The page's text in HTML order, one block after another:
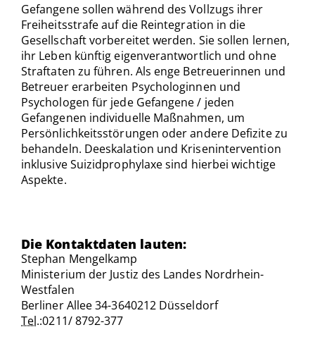
Gefangene sollen während des Vollzugs ihrer
Freiheitsstrafe auf die Reintegration in die
Gesellschaft vorbereitet werden. Sie sollen lernen,
ihr Leben künftig eigenverantwortlich und ohne
Straftaten zu führen. Als enge Betreuerinnen und
Betreuer erarbeiten Psychologinnen und
Psychologen für jede Gefangene / jeden
Gefangenen individuelle Maßnahmen, um
Persönlichkeitsstörungen oder andere Defizite zu
behandeln. Deeskalation und Krisenintervention
inklusive Suizidprophylaxe sind hierbei wichtige
Aspekte.
Die Kontaktdaten lauten:
Stephan Mengelkamp
Ministerium der Justiz des Landes Nordrhein-
Westfalen
Berliner Allee 34-3640212 Düsseldorf
Tel.:0211/ 8792-377